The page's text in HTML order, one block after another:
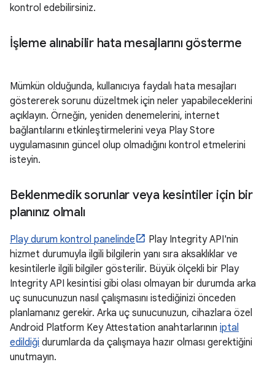
kontrol edebilirsiniz.
İşleme alınabilir hata mesajlarını gösterme
Mümkün olduğunda, kullanıcıya faydalı hata mesajları
göstererek sorunu düzeltmek için neler yapabileceklerini
açıklayın. Örneğin, yeniden denemelerini, internet
bağlantılarını etkinleştirmelerini veya Play Store
uygulamasının güncel olup olmadığını kontrol etmelerini
isteyin.
Beklenmedik sorunlar veya kesintiler için bir
planınız olmalı
Play durum kontrol panelinde
Play Integrity API'nin
hizmet durumuyla ilgili bilgilerin yanı sıra aksaklıklar ve
kesintilerle ilgili bilgiler gösterilir. Büyük ölçekli bir Play
Integrity API kesintisi gibi olası olmayan bir durumda arka
uç sunucunuzun nasıl çalışmasını istediğinizi önceden
planlamanız gerekir. Arka uç sunucunuzun, cihazlara özel
Android Platform Key Attestation anahtarlarının iptal
edildiği durumlarda da çalışmaya hazır olması gerektiğini
unutmayın.